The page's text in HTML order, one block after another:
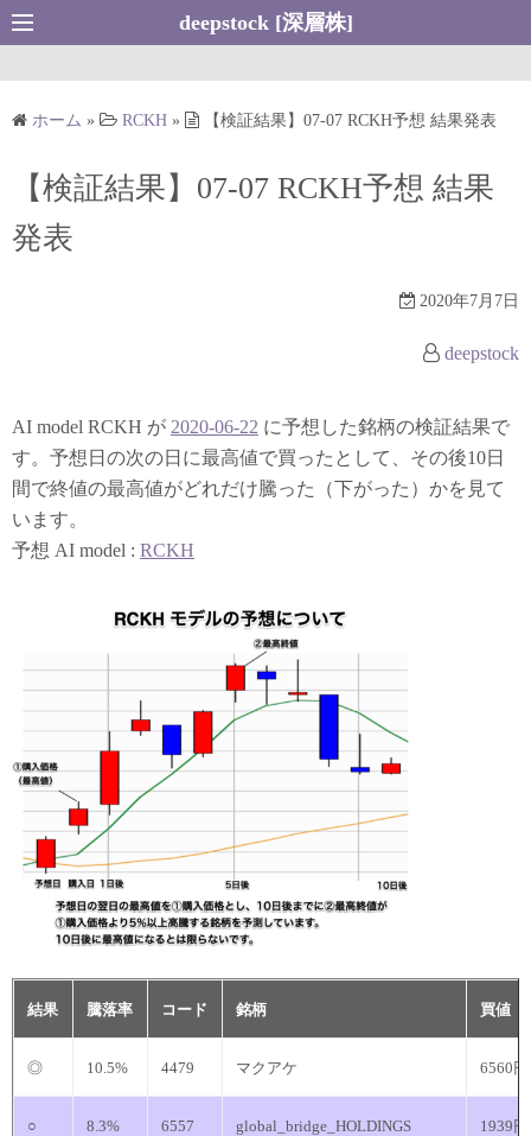
コ
ン
キ
deepstock [深層株]
ホーム » RCKH » 【検証結果】07-07 RCKH予想 結果発表
【検証結果】07-07 RCKH予想 結果
発表
2020年7月7日
deepstock
AI model RCKH が 2020-06-22 に予想した銘柄の検証結果で
す。予想日の次の日に最高値で買ったとして、その後10日
間で終値の最高値がどれだけ騰った（下がった）かを見て
います。
予想 AI model : RCKH
結果 騰落率 コード 銘柄 買値
◎ 10.5% 4479 マクアケ 6560円
○ 8.3% 6557 global_bridge_HOLDINGS 1939円